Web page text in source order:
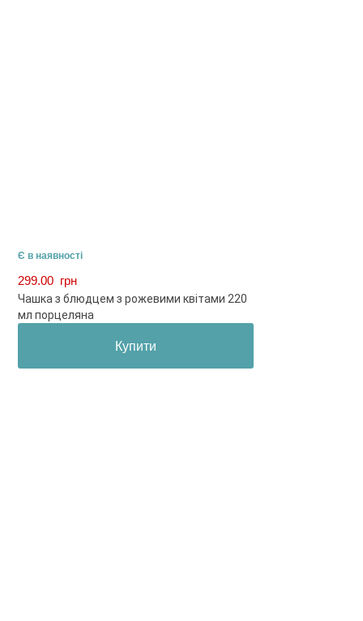
Є в наявності
299.00 грн
Чашка з блюдцем з рожевими квітами 220
мл порцеляна
Купити